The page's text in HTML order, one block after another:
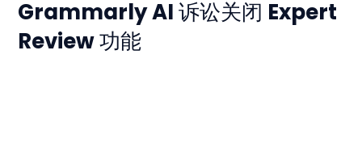
Grammarly AI 诉讼关闭 Expert
Review 功能